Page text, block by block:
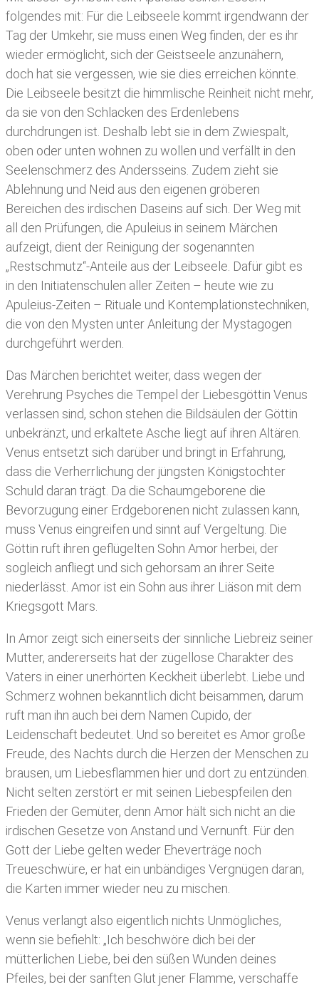
folgendes mit: Für die Leibseele kommt irgendwann der
Tag der Umkehr, sie muss einen Weg finden, der es ihr
wieder ermöglicht, sich der Geistseele anzunähern,
doch hat sie vergessen, wie sie dies erreichen könnte.
Die Leibseele besitzt die himmlische Reinheit nicht mehr,
da sie von den Schlacken des Erdenlebens
durchdrungen ist. Deshalb lebt sie in dem Zwiespalt,
oben oder unten wohnen zu wollen und verfällt in den
Seelenschmerz des Andersseins. Zudem zieht sie
Ablehnung und Neid aus den eigenen gröberen
Bereichen des irdischen Daseins auf sich. Der Weg mit
all den Prüfungen, die Apuleius in seinem Märchen
aufzeigt, dient der Reinigung der sogenannten
„Restschmutz“-Anteile aus der Leibseele. Dafür gibt es
in den Initiatenschulen aller Zeiten – heute wie zu
Apuleius-Zeiten – Rituale und Kontemplationstechniken,
die von den Mysten unter Anleitung der Mystagogen
durchgeführt werden.
Das Märchen berichtet weiter, dass wegen der
Verehrung Psyches die Tempel der Liebesgöttin Venus
verlassen sind, schon stehen die Bildsäulen der Göttin
unbekränzt, und erkaltete Asche liegt auf ihren Altären.
Venus entsetzt sich darüber und bringt in Erfahrung,
dass die Verherrlichung der jüngsten Königstochter
Schuld daran trägt. Da die Schaumgeborene die
Bevorzugung einer Erdgeborenen nicht zulassen kann,
muss Venus eingreifen und sinnt auf Vergeltung. Die
Göttin ruft ihren geflügelten Sohn Amor herbei, der
sogleich anfliegt und sich gehorsam an ihrer Seite
niederlässt. Amor ist ein Sohn aus ihrer Liäson mit dem
Kriegsgott Mars.
In Amor zeigt sich einerseits der sinnliche Liebreiz seiner
Mutter, andererseits hat der zügellose Charakter des
Vaters in einer unerhörten Keckheit überlebt. Liebe und
Schmerz wohnen bekanntlich dicht beisammen, darum
ruft man ihn auch bei dem Namen Cupido, der
Leidenschaft bedeutet. Und so bereitet es Amor große
Freude, des Nachts durch die Herzen der Menschen zu
brausen, um Liebesflammen hier und dort zu entzünden.
Nicht selten zerstört er mit seinen Liebespfeilen den
Frieden der Gemüter, denn Amor hält sich nicht an die
irdischen Gesetze von Anstand und Vernunft. Für den
Gott der Liebe gelten weder Eheverträge noch
Treueschwüre, er hat ein unbändiges Vergnügen daran,
die Karten immer wieder neu zu mischen.
Venus verlangt also eigentlich nichts Unmögliches,
wenn sie befiehlt: „Ich beschwöre dich bei der
mütterlichen Liebe, bei den süßen Wunden deines
Pfeiles, bei der sanften Glut jener Flamme, verschaffe